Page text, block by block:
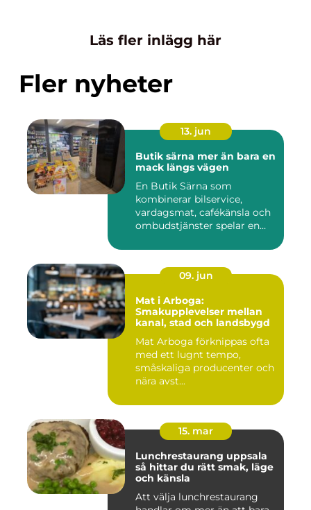
Läs fler inlägg här
Fler nyheter
13. jun
Butik särna mer än bara en
mack längs vägen
En Butik Särna som
kombinerar bilservice,
vardagsmat, cafékänsla och
ombudstjänster spelar en
09. jun
Mat i Arboga:
Smakupplevelser mellan
kanal, stad och landsbygd
Mat Arboga förknippas ofta
med ett lugnt tempo,
småskaliga producenter och
nära avst...
15. mar
Lunchrestaurang uppsala
så hittar du rätt smak, läge
och känsla
Att välja lunchrestaurang